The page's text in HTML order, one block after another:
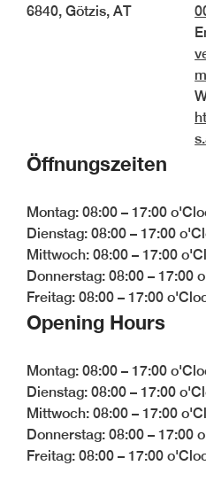
6840, Götzis, AT
Öffnungszeiten
Montag: 08:00 – 17:00
Dienstag: 08:00 – 17:00
Mittwoch: 08:00 – 17:00
Donnerstag: 08:00 – 17:00
Freitag: 08:00 – 17:00
Opening Hours
Montag: 08:00 – 17:00
Dienstag: 08:00 – 17:00
Mittwoch: 08:00 – 17:00
Donnerstag: 08:00 – 17:00
Freitag: 08:00 – 17:00